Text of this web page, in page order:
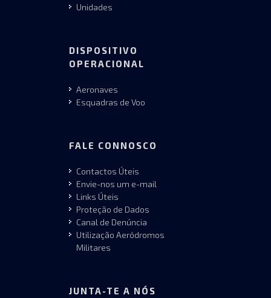
Unidades
DISPOSITIVO
OPERACIONAL
Aeronaves
Esquadras de Voo
FALE CONNOSCO
Contactos Úteis
Envie-nos um e-mail
Links Úteis
Proteção de Dados
Canal de Denúncia
Utilização Aeródromos
Militares
JUNTA-TE A NÓS